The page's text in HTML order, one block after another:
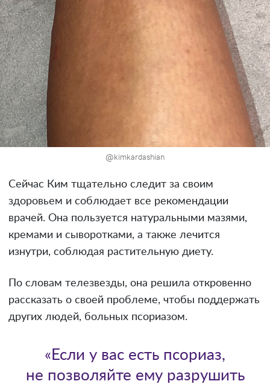
@kimkardashian
Сейчас Ким тщательно следит за своим
здоровьем и соблюдает все рекомендации
врачей. Она пользуется натуральными мазями,
кремами и сыворотками, а также лечится
изнутри, соблюдая растительную диету.
По словам телезвезды, она решила откровенно
рассказать о своей проблеме, чтобы поддержать
других людей, больных псориазом.
«Если у вас есть псориаз,
не позволяйте ему разрушить